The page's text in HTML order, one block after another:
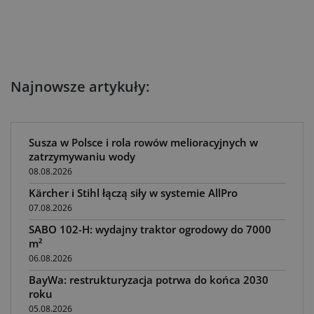
Najnowsze artykuły:
Susza w Polsce i rola rowów melioracyjnych w
zatrzymywaniu wody
08.08.2026
Kärcher i Stihl łączą siły w systemie AllPro
07.08.2026
SABO 102-H: wydajny traktor ogrodowy do 7000
m²
06.08.2026
BayWa: restrukturyzacja potrwa do końca 2030
roku
05.08.2026